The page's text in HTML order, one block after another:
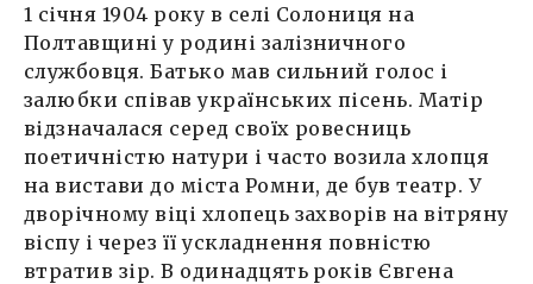
1 січня 1904 року в селі Солониця на
Полтавщині у родині залізничного
службовця. Батько мав сильний голос і
залюбки співав українських пісень. Матір
відзначалася серед своїх ровесниць
поетичністю натури і часто возила хлопця
на вистави до міста Ромни, де був театр. У
дворічному віці хлопець захворів на вітряну
віспу і через її ускладнення повністю
втратив зір. В одинадцять років Євгена